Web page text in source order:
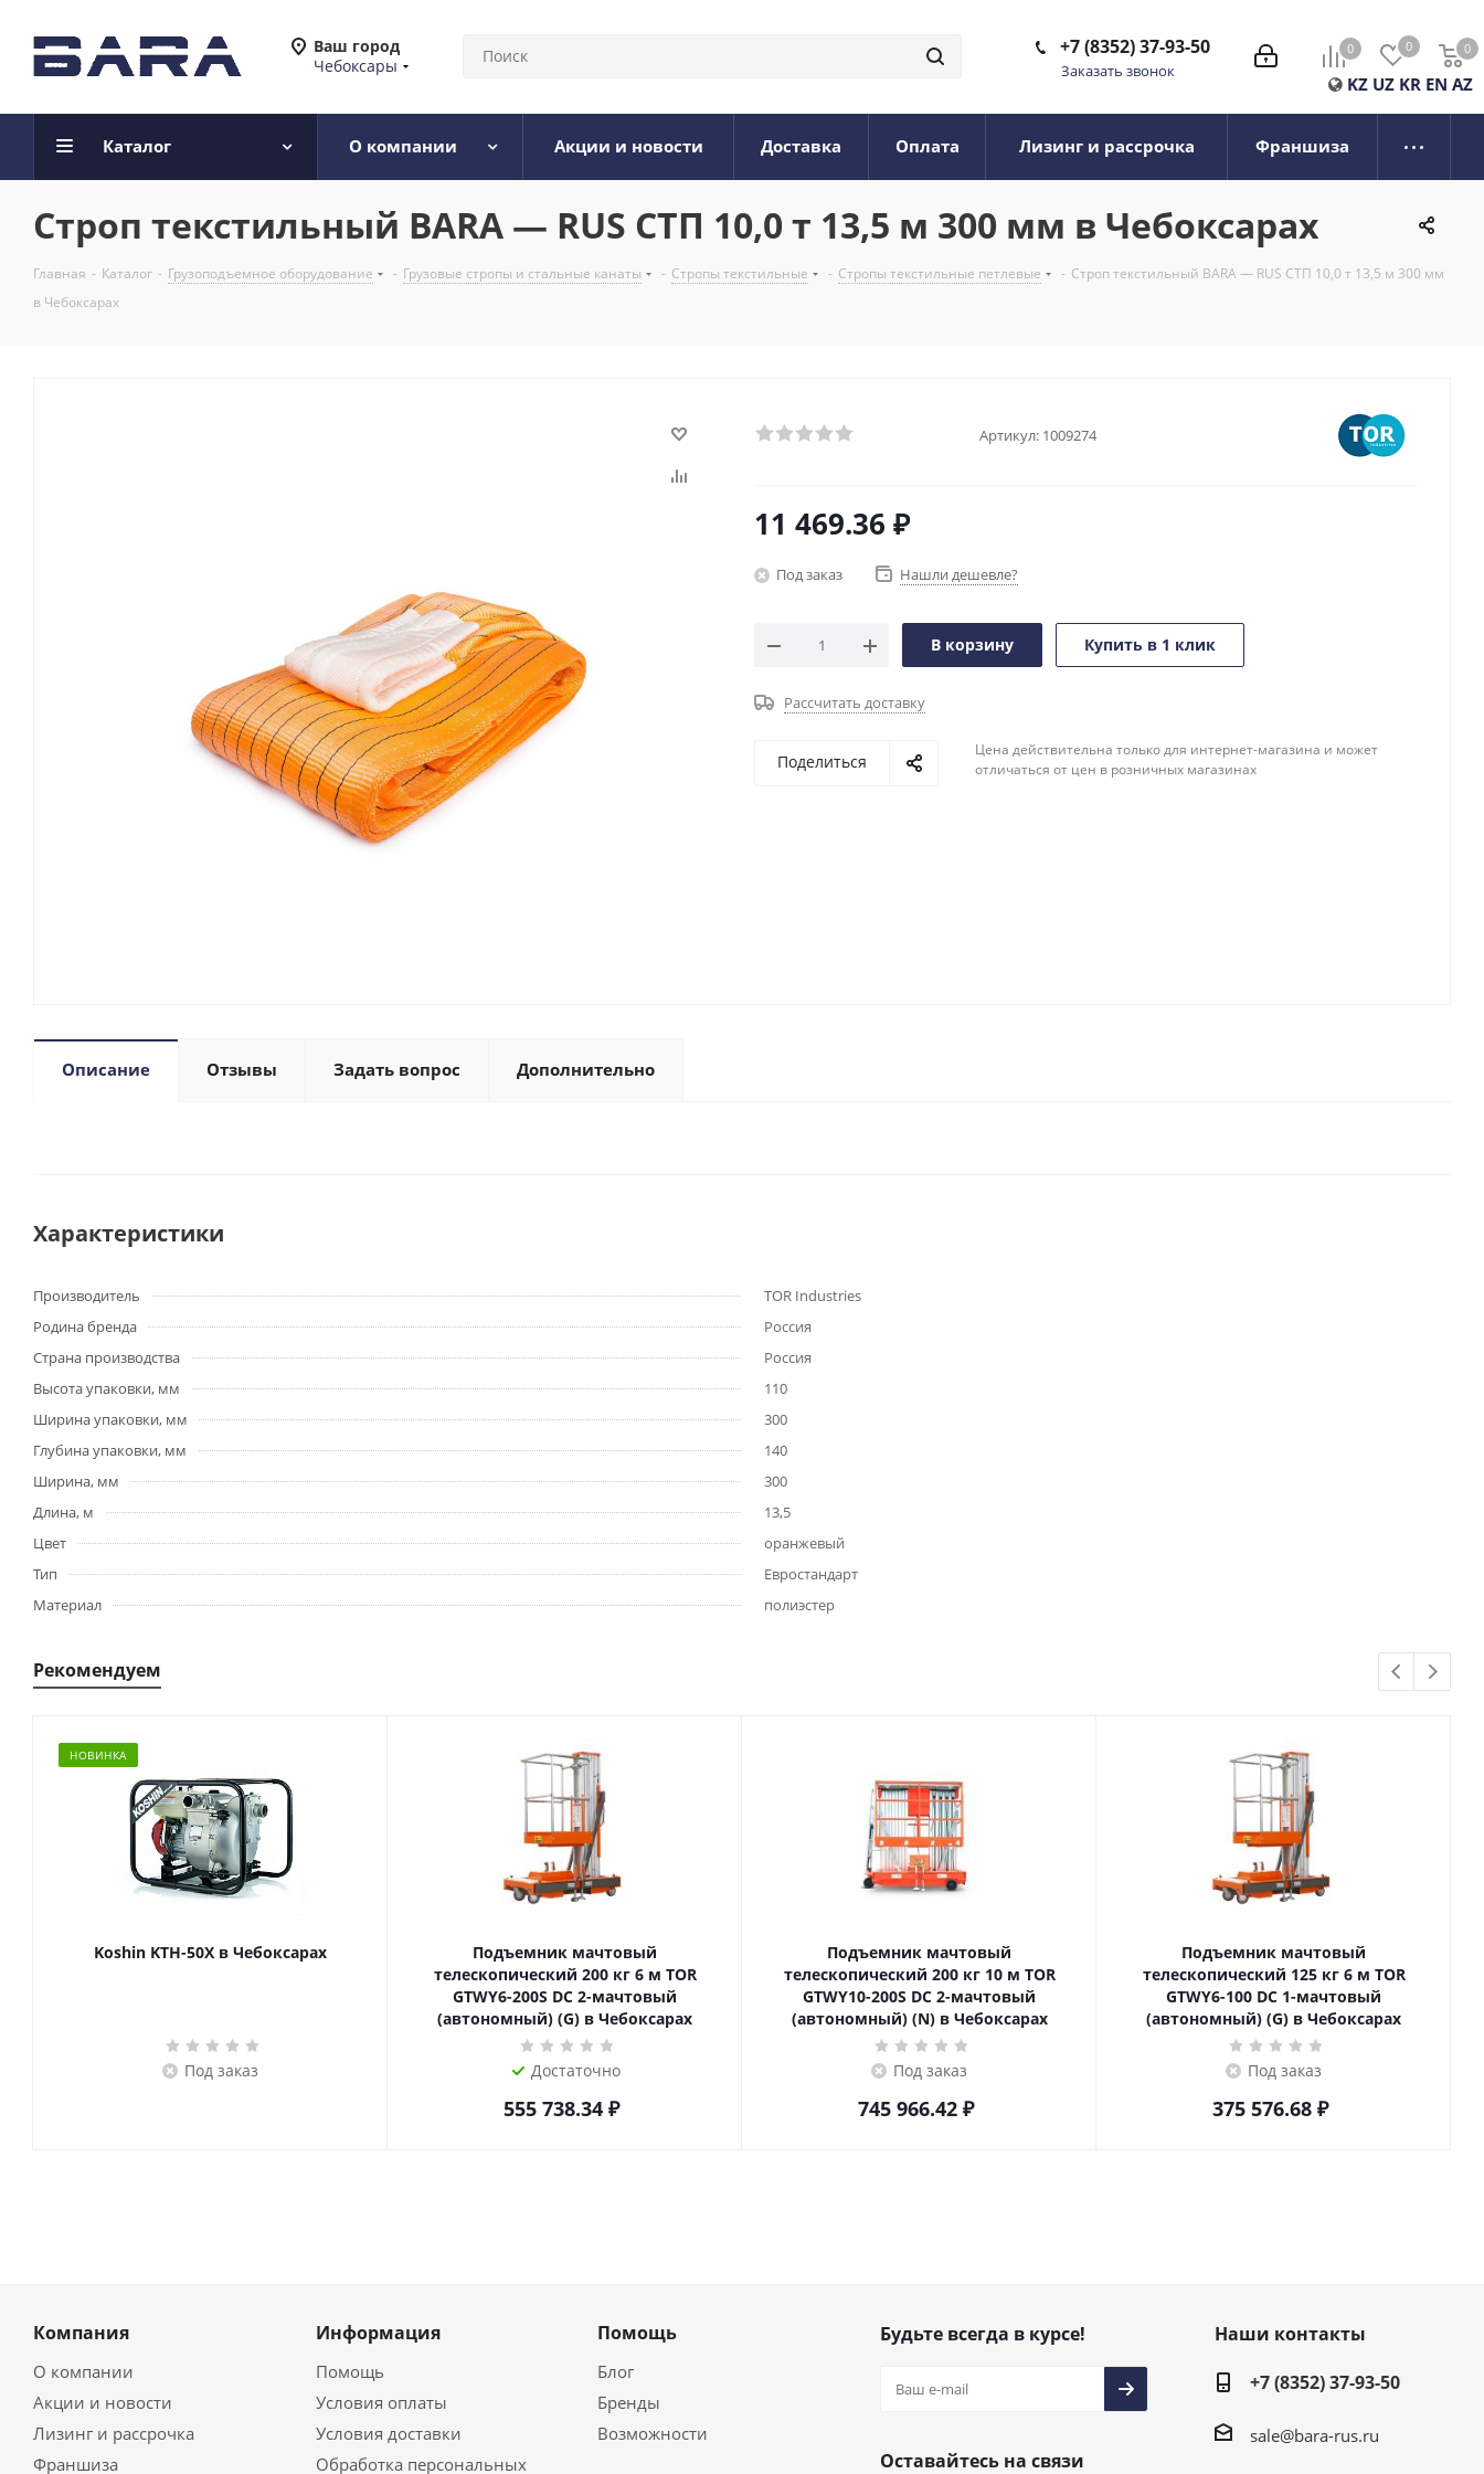
Ваш город
Чебоксары
0 0 0
0
KZ UZ KR EN AZ
+7 (8352) 37-93-50
Заказать звонок
Каталог О компании Акции и новости Доставка Оплата Лизинг и рассрочка Франшиза
Строп текстильный BARA — RUS СТП 10,0 т 13,5 м 300 мм в Чебоксарах
Главная - Каталог - Грузоподъемное оборудование - Грузовые стропы и стальные канаты - Стропы текстильные - Стропы текстильные петлевые - Строп текстильный BARA — RUS СТП 10,0 т 13,5 м 300 мм
в Чебоксарах
Артикул: 1009274
11 469.36 ₽
Под заказ Нашли дешевле?
В корзину Купить в 1 клик
Рассчитать доставку
Поделиться
Цена действительна только для интернет-магазина и может
отличаться от цен в розничных магазинах
Описание Отзывы Задать вопрос Дополнительно
Характеристики
Производитель
TOR Industries
Родина бренда
Россия
Страна производства
Россия
Высота упаковки, мм
110
Ширина упаковки, мм
300
Глубина упаковки, мм
140
Ширина, мм
300
Длина, м
13,5
Цвет
оранжевый
Тип
Евростандарт
Материал
полиэстер
Рекомендуем
НОВИНКА
Koshin KTH-50X в Чебоксарах
Под заказ
Подъемник мачтовый
телескопический 200 кг 6 м TOR
GTWY6-200S DC 2-мачтовый
(автономный) (G) в Чебоксарах
Достаточно
555 738.34₽
Подъемник мачтовый
телескопический 200 кг 10 м TOR
GTWY10-200S DC 2-мачтовый
(автономный) (N) в Чебоксарах
Под заказ
745 966.42₽
Подъемник мачтовый
телескопический 125 кг 6 м TOR
GTWY6-100 DC 1-мачтовый
(автономный) (G) в Чебоксарах
Под заказ
375 576.68₽
Компания
О компании
Акции и новости
Лизинг и рассрочка
Франшиза
Информация
Помощь
Условия оплаты
Условия доставки
Обработка персональных
Помощь
Блог
Бренды
Возможности
Будьте всегда в курсе!
Оставайтесь на связи
Наши контакты
+7 (8352) 37-93-50
sale@bara-rus.ru